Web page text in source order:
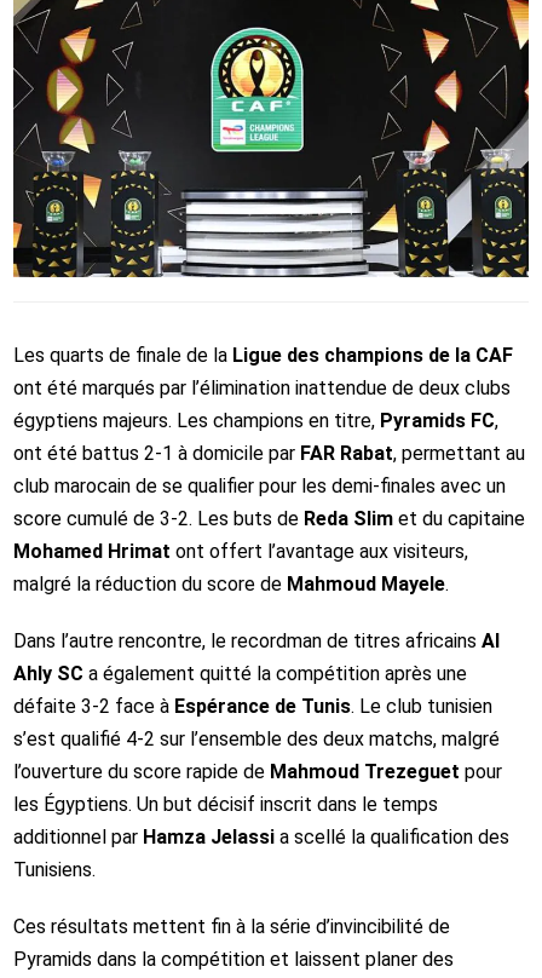
Les quarts de finale de la Ligue des champions de la CAF
ont été marqués par l’élimination inattendue de deux clubs
égyptiens majeurs. Les champions en titre, Pyramids FC,
ont été battus 2-1 à domicile par FAR Rabat, permettant au
club marocain de se qualifier pour les demi-finales avec un
score cumulé de 3-2. Les buts de Reda Slimet du capitaine
Mohamed Hrimat ont offert l’avantage aux visiteurs,
malgré la réduction du score de Mahmoud Mayele.
Dans l’autre rencontre, le recordman de titres africains Al
Ahly SC a également quitté la compétition après une
défaite 3-2 face à Espérance de Tunis. Le club tunisien
s’est qualifié 4-2 sur l’ensemble des deux matchs, malgré
l’ouverture du score rapide de Mahmoud Trezeguet pour
les Égyptiens. Un but décisif inscrit dans le temps
additionnel par Hamza Jelassia scellé la qualification des
Tunisiens.
Ces résultats mettent fin à la série d’invincibilité de
Pyramids dans la compétition et laissent planer des